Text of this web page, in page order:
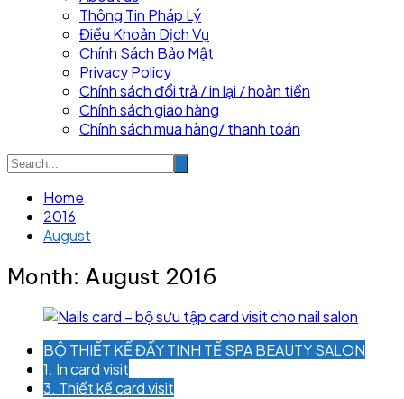
Thông Tin Pháp Lý
Điều Khoản Dịch Vụ
Chính Sách Bảo Mật
Privacy Policy
Chính sách đổi trả / in lại / hoàn tiền
Chính sách giao hàng
Chính sách mua hàng/ thanh toán
Home
2016
August
Month: August 2016
BỘ THIẾT KẾ ĐẦY TINH TẾ SPA BEAUTY SALON
1. In card visit
3. Thiết kế card visit